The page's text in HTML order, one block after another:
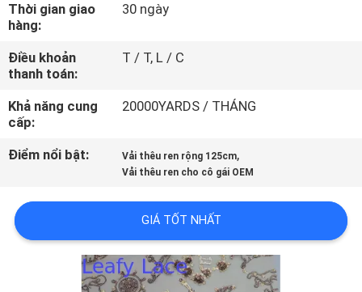
KIỂM
SOÁT
CHẤT
LƯỢNG
LIÊN
CHÚNG
TÔI
Thời gian giao
hàng:
30 ngày
Điều khoản
thanh toán:
T / T, L / C
Khả năng cung
cấp:
20000YARDS / THÁNG
Điểm nổi bật: Vải thêu ren rộng 125cm,
Vải thêu ren cho cô gái OEM
GIÁ TỐT NHẤT